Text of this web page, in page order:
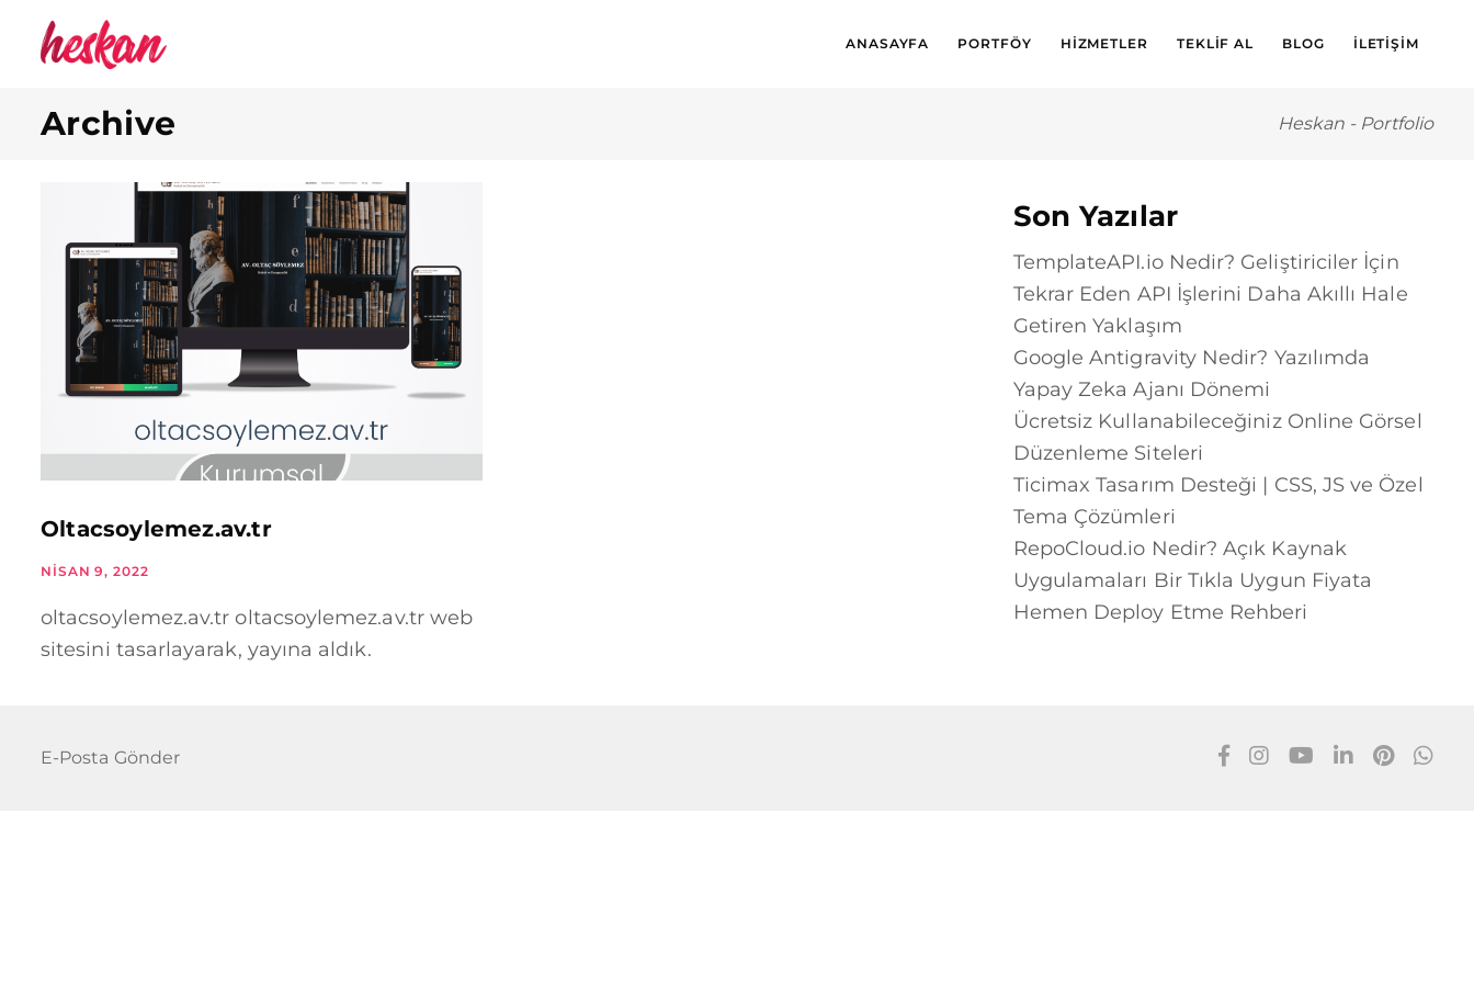
ANASAYFA PORTFÖY HIZMETLER TEKLIF AL BLOG İLETIŞIM
Archive Heskan - Portfolio
Oltacsoylemez.av.tr
NISAN 9, 2022
oltacsoylemez.av.tr oltacsoylemez.av.tr web
sitesini tasarlayarak, yayına aldık.
Son Yazılar
TemplateAPI.io Nedir? Geliştiriciler İçin
Tekrar Eden API İşlerini Daha Akıllı Hale
Getiren Yaklaşım
Google Antigravity Nedir? Yazılımda
Yapay Zeka Ajanı Dönemi
Ücretsiz Kullanabileceğiniz Online Görsel
Düzenleme Siteleri
Ticimax Tasarım Desteği | CSS, JS ve Özel
Tema Çözümleri
RepoCloud.io Nedir? Açık Kaynak
Uygulamaları Bir Tıkla Uygun Fiyata
Hemen Deploy Etme Rehberi
E-Posta Gönder